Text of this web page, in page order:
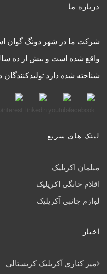
درباره ما
شرکت ما در شهر دونگ گوان
واقع شده است و بیش از ده
شناخته شده دارد تولیدکنندگان
لینک های سریع
مبلمان اکریلیک
اقلام خانگی اکریلیک
لوازم جانبی آکریلیک
اخبار
میز کناری آکریلیک کریستالی